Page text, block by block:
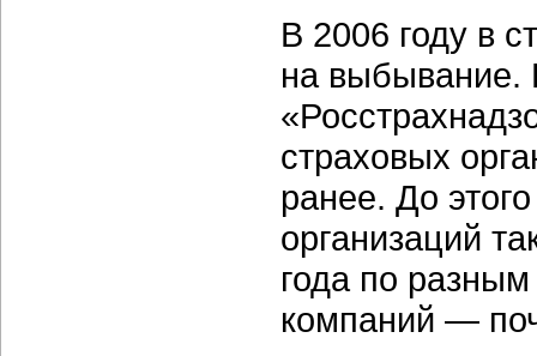
В 2006 году в
на выбывание.
страховых
ранее. До
организаций
года по
компаний —